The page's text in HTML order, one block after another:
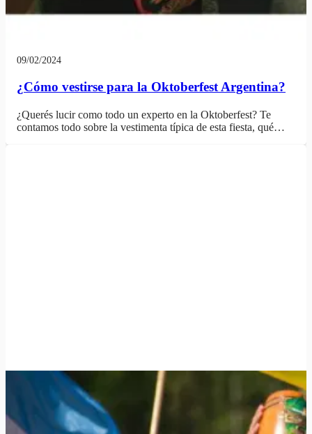
09/02/2024
¿Cómo vestirse para la Oktoberfest Argentina?
¿Querés lucir como todo un experto en la Oktoberfest? Te
contamos todo sobre la vestimenta típica de esta fiesta, qué…